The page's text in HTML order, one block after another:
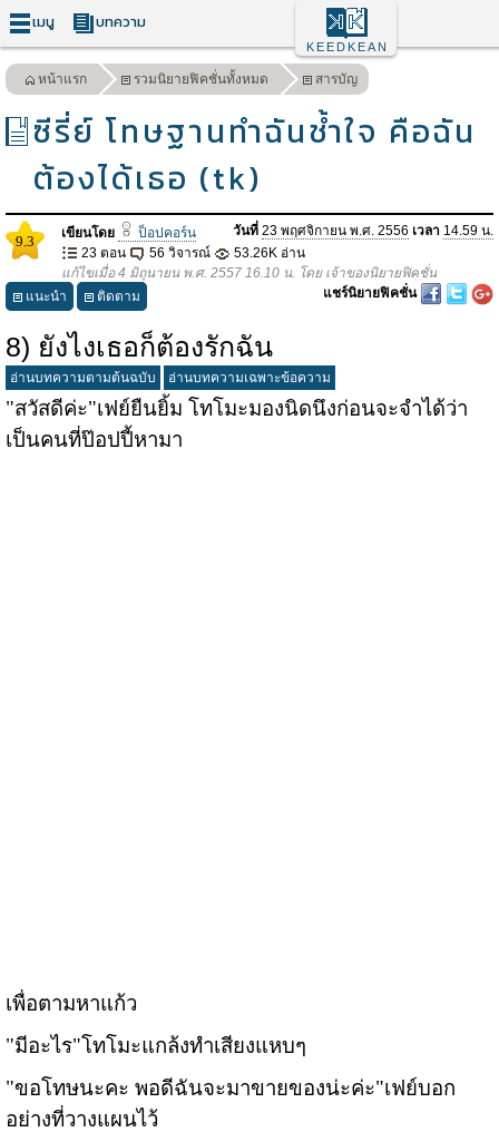
เมนู บทความ
KEEDKEAN
หน้าแรก รวมนิยายฟิคชั่นทั้งหมด สารบัญ
ซีรี่ย์ โทษฐานทำฉันช้ำใจ คือฉัน
ต้องได้เธอ (tk)
9.3 เขียนโดย ป็อปคอร์น วันที่ 23 พฤศจิกายน พ.ศ. 2556 เวลา 14.59 น.
23 ตอน
56 วิจารณ์
53.26K อ่าน
แก้ไขเมื่อ 4 มิถุนายน พ.ศ. 2557 16.10 น. โดย เจ้าของนิยายฟิคชั่น
แนะนำ
ติดตาม แชร์นิยายฟิคชั่น
8) ยังไงเธอก็ต้องรักฉัน
อ่านบทความตามต้นฉบับ อ่านบทความเฉพาะข้อความ
"สวัสดีค่ะ"เฟย์ยืนยิ้ม โทโมะมองนิดนึงก่อนจะจำได้ว่า
เป็นคนที่ป๊อปปี้หามา
เพื่อตามหาแก้ว
"มีอะไร"โทโมะแกล้งทำเสียงแหบๆ
"ขอโทษนะคะ พอดีฉันจะมาขายของน่ะค่ะ"เฟย์บอก
อย่างที่วางแผนไว้